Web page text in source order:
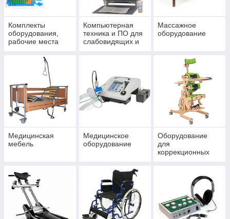
Комплекты
оборудования,
рабочие места
Компьютерная
техника и ПО для
слабовидящих и
Массажное
оборудование
Медицинская
мебель
Медицинское
оборудование
Оборудование
для
коррекционных